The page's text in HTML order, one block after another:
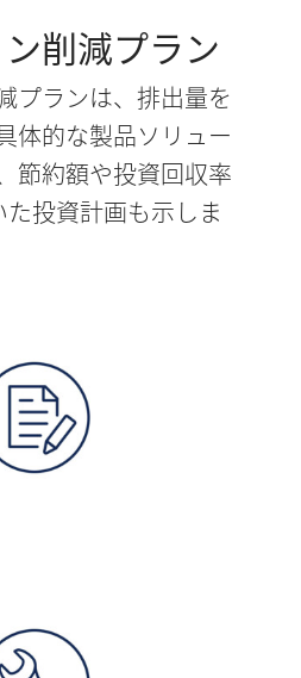
削減プラン
プランは、排出量を
体的な製品ソリュー
節約額や投資回収率
た投資計画も示しま